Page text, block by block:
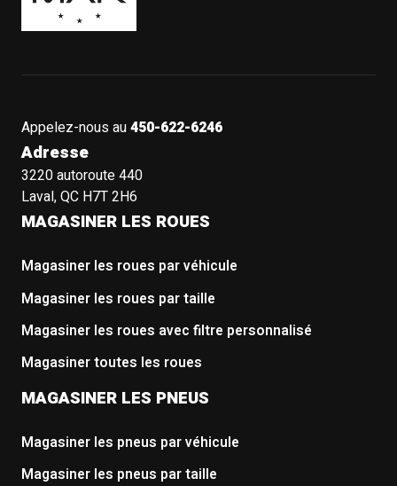
Appelez-nous au450-622-6246
Adresse
3220 autoroute 440
Laval, QC H7T 2H6
MAGASINER LES ROUES
Magasiner les roues par véhicule
Magasiner les roues par taille
Magasiner les roues avec filtre personnalisé
Magasiner toutes les roues
MAGASINER LES PNEUS
Magasiner les pneus par véhicule
Magasiner les pneus par taille